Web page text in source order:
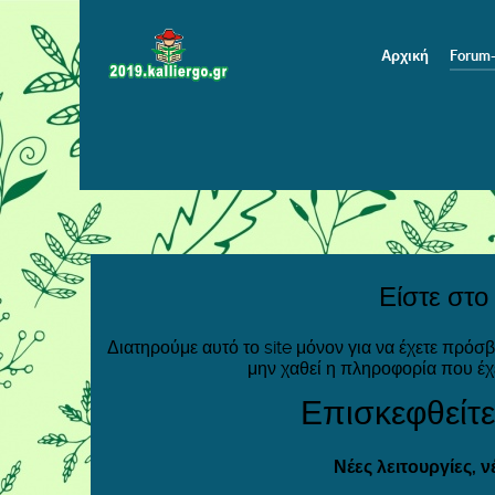
Αρχική
Είστε
Διατηρούμε αυτό το site μόνον για να έχετε
μην χαθεί η πληροφορία που
Νέες λειτουργίες,